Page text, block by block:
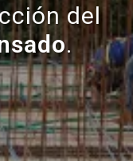
asesoría